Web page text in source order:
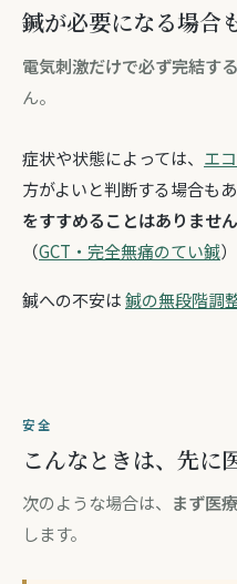
鍼が必要になる場合
電気刺激だけで必ず完結する
ん。
症状や状態によっては、 エ
方がよいと判断する場合も
をすすめることはありません
（GCT・完全無痛のてい鍼
鍼への不安は鍼の無段階調
安全
こんなときは、先に
次のような場合は、 まず医
します。